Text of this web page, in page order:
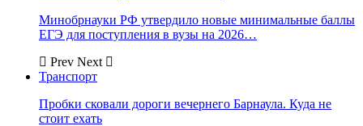
Минобрнауки РФ утвердило новые минимальные баллы
ЕГЭ для поступления в вузы на 2026…
Prev Next
Транспорт
Пробки сковали дороги вечернего Барнаула. Куда не
стоит ехать